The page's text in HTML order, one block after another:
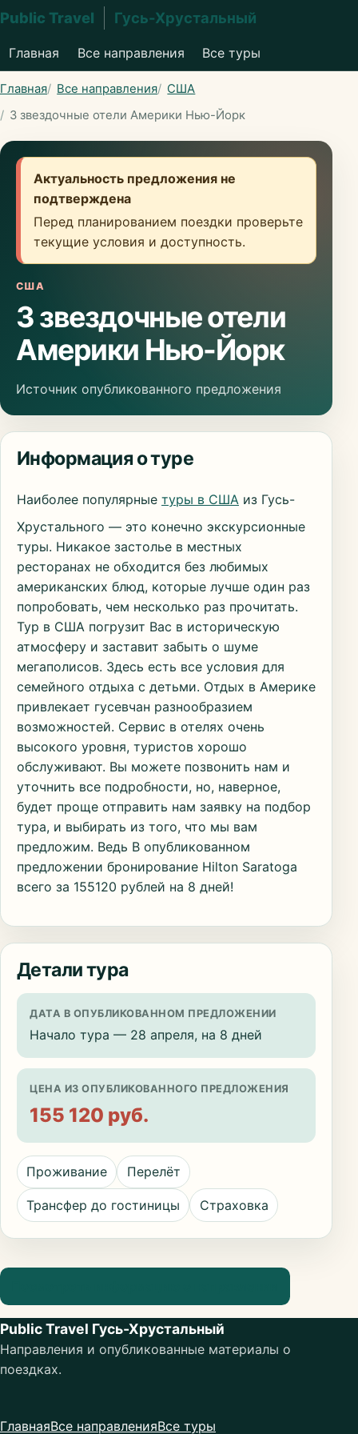
Public Travel Гусь-Хрустальный
Главная Все направления Все туры
Главная Все направления
США
3 звездочные отели Америки Нью-Йорк
Актуальность предложения не
подтверждена
Перед планированием поездки проверьте
текущие условия и доступность.
США
3 звездочные отели
Америки Нью-Йорк
Источник опубликованного предложения
Информация о туре
Наиболее популярные туры в США из Гусь-
Хрустального — это конечно экскурсионные
туры. Никакое застолье в местных
ресторанах не обходится без любимых
американских блюд, которые лучше один раз
попробовать, чем несколько раз прочитать.
Тур в США погрузит Вас в историческую
атмосферу и заставит забыть о шуме
мегаполисов. Здесь есть все условия для
семейного отдыха с детьми. Отдых в Америке
привлекает гусевчан разнообразием
возможностей. Сервис в отелях очень
высокого уровня, туристов хорошо
обслуживают. Вы можете позвонить нам и
уточнить все подробности, но, наверное,
будет проще отправить нам заявку на подбор
тура, и выбирать из того, что мы вам
предложим. Ведь В опубликованном
предложении бронирование Hilton Saratoga
всего за 155120 рублей на 8 дней!
Детали тура
ДАТА В ОПУБЛИКОВАННОМ ПРЕДЛОЖЕНИИ
Начало тура — 28 апреля, на 8 дней
ЦЕНА ИЗ ОПУБЛИКОВАННОГО ПРЕДЛОЖЕНИЯ
155 120 руб.
Проживание Перелёт
Трансфер до гостиницы Страховка
Public Travel Гусь-Хрустальный
Направления и опубликованные материалы о
поездках.
ГлавнаяВсе направленияВсе туры